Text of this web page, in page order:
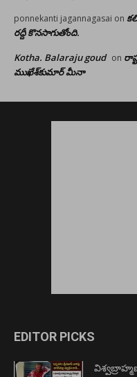
ponnekanti jagannagasai on
రద్దీ కొనసాగుతోంది.
Kotha. Balaraju goud on
ముఖేశ్‌కుమార్‌ మీనా
EDITOR PICKS